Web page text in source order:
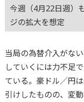
今週（4月22日週）
ジの拡大を想定
当局の為替介入がな
していくには力不足
ている。豪ドル／円
引けしたものの、変